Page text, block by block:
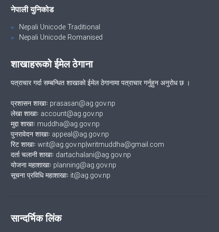
नेपाली युनिकोड
Nepali Unicode Traditional
Nepali Unicode Romanised
शाखाहरूको ईमेल ठेगाना
पत्राचार गर्दा सम्बन्धित शाखाको ईमेल ठेगानामा पत्राचार गर्नुहुन अनुरोध छ ।
प्रशासन शाखाः prasasan@ag.gov.np
लेखा शाखाः account@ag.gov.np
मुद्दा शाखाः muddha@ag.gov.np
पुनरावेदन शाखाः appeal@ag.gov.np
रिट शाखाः writ@ag.gov.np|writmuddha@gmail.com
दर्ता चलानी शाखाः dartachalani@ag.gov.np
योजना महाशाखाः planning@ag.gov.np
सूचना प्रविधि महाशाखाः it@ag.gov.np
सान्दर्भिक लिंक